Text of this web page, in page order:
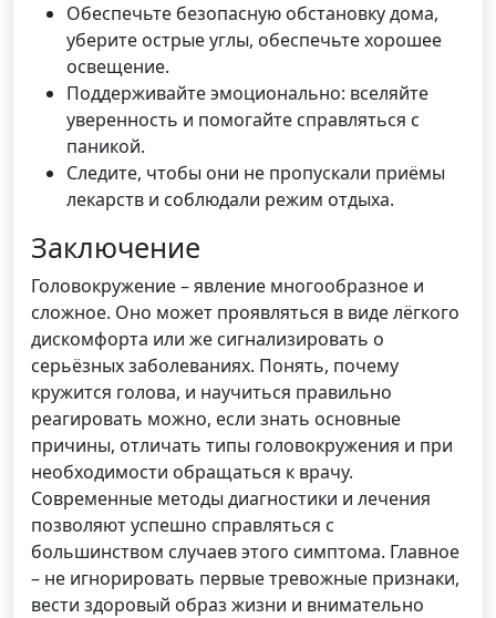
Обеспечьте безопасную обстановку дома,
уберите острые углы, обеспечьте хорошее
освещение.
Поддерживайте эмоционально: вселяйте
уверенность и помогайте справляться с
паникой.
Следите, чтобы они не пропускали приёмы
лекарств и соблюдали режим отдыха.
Заключение
Головокружение – явление многообразное и
сложное. Оно может проявляться в виде лёгкого
дискомфорта или же сигнализировать о
серьёзных заболеваниях. Понять, почему
кружится голова, и научиться правильно
реагировать можно, если знать основные
причины, отличать типы головокружения и при
необходимости обращаться к врачу.
Современные методы диагностики и лечения
позволяют успешно справляться с
большинством случаев этого симптома. Главное
– не игнорировать первые тревожные признаки,
вести здоровый образ жизни и внимательно